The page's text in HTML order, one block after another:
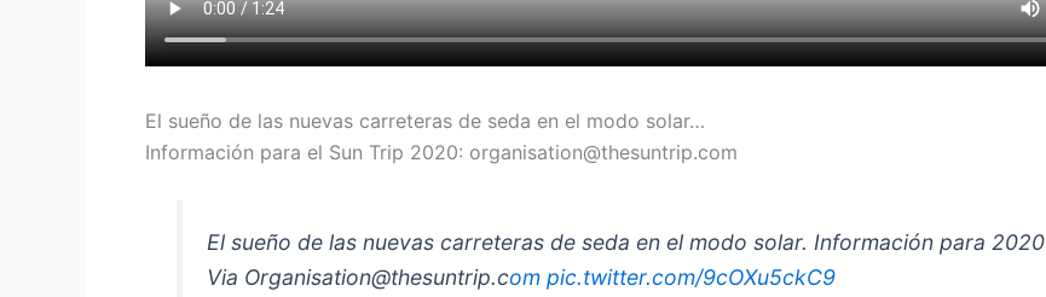
El sueño de las nuevas carreteras de seda en el modo solar…
Información para el Sun Trip 2020: organisation@thesuntrip.com
El sueño de las nuevas carreteras de seda en el modo solar. Información para 2020
Via Organisation@thesuntrip.com pic.twitter.com/9cOXu5ckC9